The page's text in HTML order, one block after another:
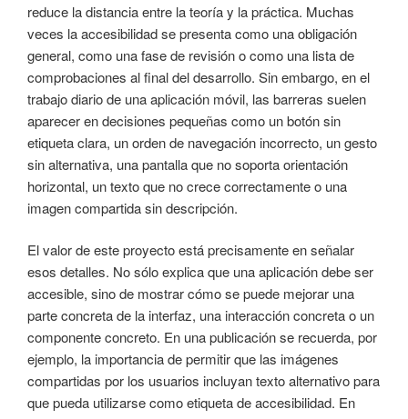
reduce la distancia entre la teoría y la práctica. Muchas
veces la accesibilidad se presenta como una obligación
general, como una fase de revisión o como una lista de
comprobaciones al final del desarrollo. Sin embargo, en el
trabajo diario de una aplicación móvil, las barreras suelen
aparecer en decisiones pequeñas como un botón sin
etiqueta clara, un orden de navegación incorrecto, un gesto
sin alternativa, una pantalla que no soporta orientación
horizontal, un texto que no crece correctamente o una
imagen compartida sin descripción.
El valor de este proyecto está precisamente en señalar
esos detalles. No sólo explica que una aplicación debe ser
accesible, sino de mostrar cómo se puede mejorar una
parte concreta de la interfaz, una interacción concreta o un
componente concreto. En una publicación se recuerda, por
ejemplo, la importancia de permitir que las imágenes
compartidas por los usuarios incluyan texto alternativo para
que pueda utilizarse como etiqueta de accesibilidad. En